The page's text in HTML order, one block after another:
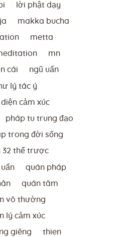
lời phật dạy
makka bucha
metta
mn
cái ngũ uẩn
lý tác ý
diện cảm xúc
pháp tu trung đạo
trong đời sống
32 thể trược
quán pháp
quán tâm
vô thường
lý cảm xúc
giêng thien